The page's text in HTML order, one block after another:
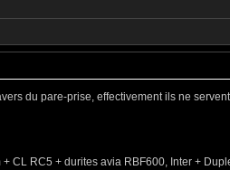
du pare-prise, effectivement ils ne
CL RC5 + durites avia RBF600, Inter +